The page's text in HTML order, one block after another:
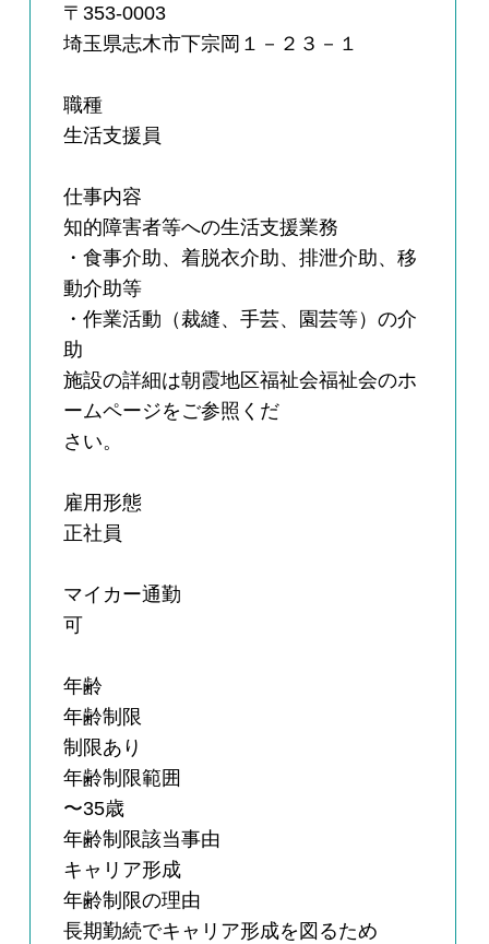
〒353-0003
埼玉県志木市下宗岡１－２３－１
職種
生活支援員
仕事内容
知的障害者等への生活支援業務
・食事介助、着脱衣介助、排泄介助、移
動介助等
・作業活動（裁縫、手芸、園芸等）の介
助
施設の詳細は朝霞地区福祉会福祉会のホ
ームページをご参照くだ
さい。
雇用形態
正社員
マイカー通勤
可
年齢
年齢制限
制限あり
年齢制限範囲
〜35歳
年齢制限該当事由
キャリア形成
年齢制限の理由
長期勤続でキャリア形成を図るため